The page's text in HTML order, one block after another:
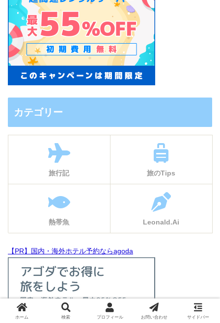
カテゴリー
旅行記 旅のTips
熱帯魚 Leonald.Ai
【PR】国内・海外ホテル予約ならagoda
ホーム 検索 プロフィール お問い合わせ サイドバー